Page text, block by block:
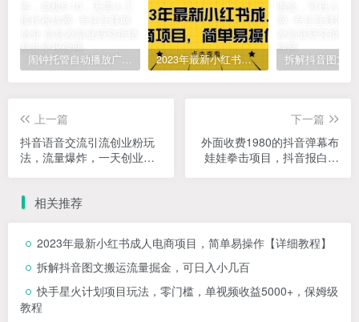
闹钟托管自动播放广告，单机5-10，无需人工操作 2023年最新小红书成人电商项目，简单易操作【详细教程】
上一篇
抖音语音交流引流创业粉玩
法，流量爆炸，一天创业粉
下一篇
外面收费1980的抖音弹幕布
娃娃拳击项目，抖音报白，
相关推荐
2023年最新小红书成人电商项目，简单易操作【详细教程】
拆解抖音图文搬运流量掘金，可日入小几百
快手星火计划项目玩法，零门槛，单视频收益5000+，保姆级
教程